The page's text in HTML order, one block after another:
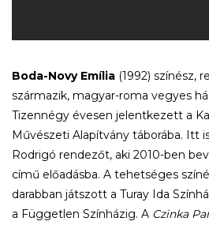
Boda-Novy Emília (1992) színész,
származik, magyar-roma vegyes
Tizennégy évesen jelentkezett a
Művészeti Alapítvány táborába. Itt
Rodrigó rendezőt, aki 2010-ben
című előadásba. A tehetséges
darabban játszott a Turay Ida
a Független Színházig. A Czinka